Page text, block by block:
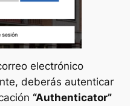
electrónico
deberás autenticar
“Authenticator”